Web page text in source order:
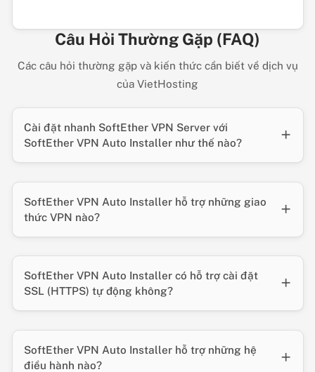
Câu Hỏi Thường Gặp (FAQ)
Các câu hỏi thường gặp và kiến thức cần biết về dịch vụ
của VietHosting
Cài đặt nhanh SoftEther VPN Server với
SoftEther VPN Auto Installer như thế nào?
SoftEther VPN Auto Installer hỗ trợ những giao
thức VPN nào?
SoftEther VPN Auto Installer có hỗ trợ cài đặt
SSL (HTTPS) tự động không?
SoftEther VPN Auto Installer hỗ trợ những hệ
điều hành nào?